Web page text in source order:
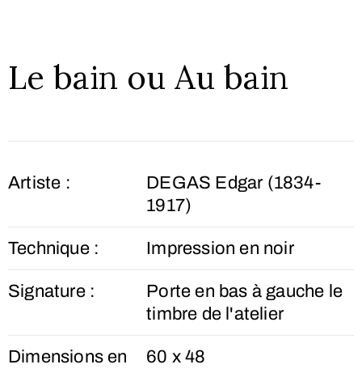
Le bain ou Au bain
Artiste :
DEGAS Edgar (1834-
1917)
Technique : Impression en noir
Signature :
Porte en bas à gauche le
timbre de l'atelier
Dimensions en
60 x 48